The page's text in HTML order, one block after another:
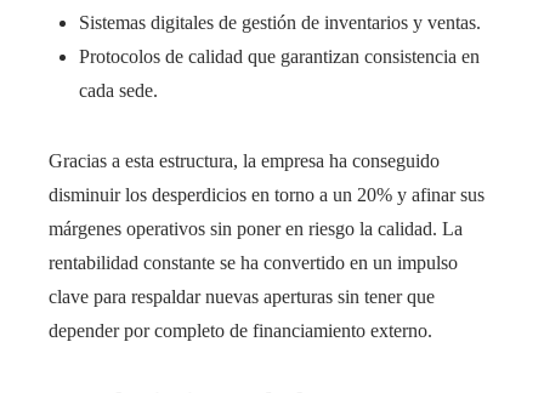
Sistemas digitales de gestión de inventarios y ventas.
Protocolos de calidad que garantizan consistencia en
cada sede.
Gracias a esta estructura, la empresa ha conseguido
disminuir los desperdicios en torno a un 20% y afinar sus
márgenes operativos sin poner en riesgo la calidad. La
rentabilidad constante se ha convertido en un impulso
clave para respaldar nuevas aperturas sin tener que
depender por completo de financiamiento externo.